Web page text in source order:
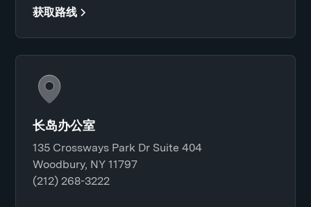
获取路线
长岛办公室
135 Crossways Park Dr Suite 404
Woodbury, NY 11797
(212) 268-3222